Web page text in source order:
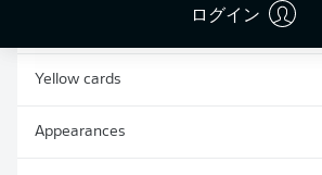
ログイン
Yellow cards
Appearances